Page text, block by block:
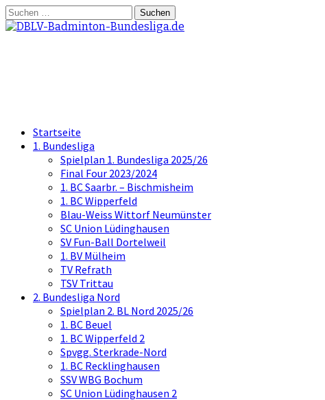
Springe
zum
Suchen
nach:
Startseite
1. Bundesliga
Spielplan 1. Bundesliga 2025/26
Final Four 2023/2024
1. BC Saarbr. – Bischmisheim
1. BC Wipperfeld
Blau-Weiss Wittorf Neumünster
SC Union Lüdinghausen
SV Fun-Ball Dortelweil
1. BV Mülheim
TV Refrath
TSV Trittau
2. Bundesliga Nord
Spielplan 2. BL Nord 2025/26
1. BC Beuel
1. BC Wipperfeld 2
Spvgg. Sterkrade-Nord
1. BC Recklinghausen
SSV WBG Bochum
SC Union Lüdinghausen 2